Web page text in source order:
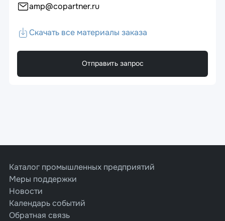
amp@copartner.ru
Скачать все материалы заказа
Отправить запрос
Каталог промышленных предприятий
Меры поддержки
Новости
Календарь событий
Обратная связь